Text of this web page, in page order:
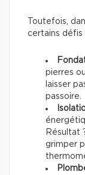
Toutefois,
certains défis
pierres
laisser
passoire.
Résultat
grimper